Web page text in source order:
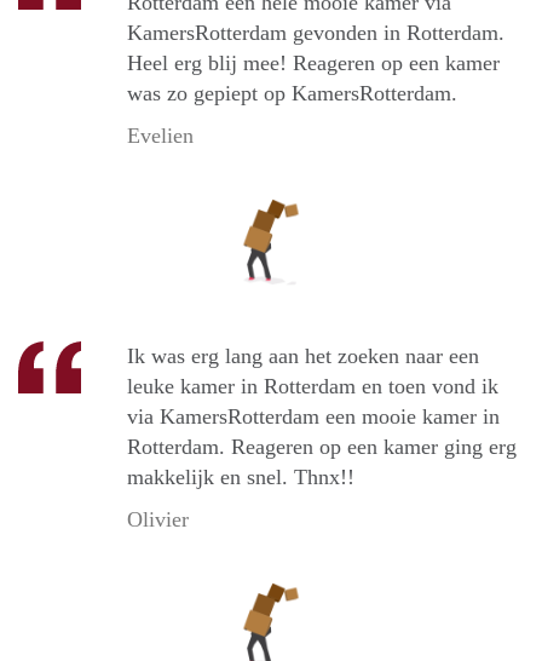
KamersRotterdam gevonden in Rotterdam.
Heel erg blij mee! Reageren op een kamer
was zo gepiept op KamersRotterdam.
Evelien
Ik was erg lang aan het zoeken naar een
leuke kamer in Rotterdam en toen vond ik
via KamersRotterdam een mooie kamer in
Rotterdam. Reageren op een kamer ging erg
makkelijk en snel. Thnx!!
Olivier